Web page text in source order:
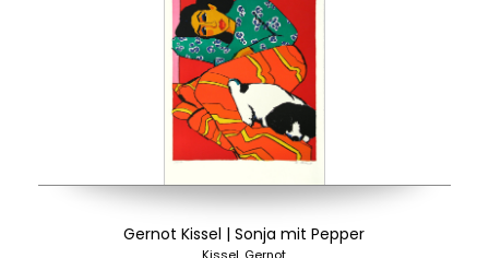
Gernot Kissel | Sonja mit Pepper